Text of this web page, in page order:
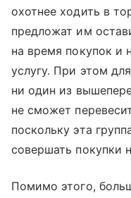
охотнее ходить в
предложат им
на время покупок и
услугу. При этом
ни один из
не сможет
поскольку эта
совершать покупки
Помимо этого,